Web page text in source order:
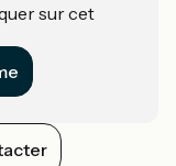
sur cet